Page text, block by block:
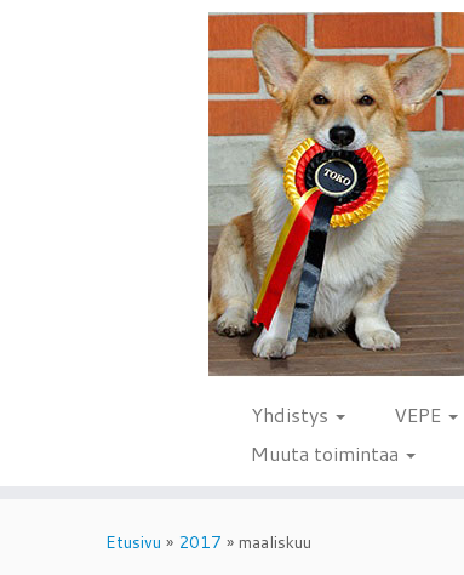
Yhdistys VEPE
Muuta toimintaa
Etusivu » 2017 » maaliskuu